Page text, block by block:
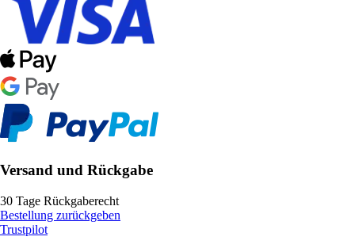
Versand und Rückgabe
30 Tage Rückgaberecht
Bestellung zurückgeben
Trustpilot